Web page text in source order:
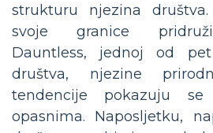
strukturu njezina
svoje granice
Dauntless, jednoj od
društva, njezine
tendencije pokazuju
opasnima. Naposljetku,